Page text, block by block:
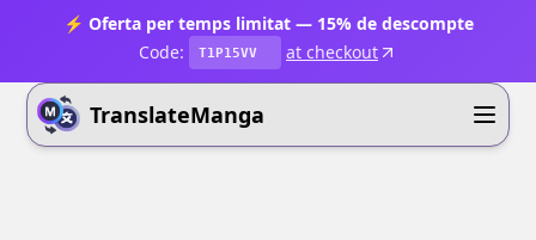
⚡ Oferta per temps limitat — 15% de descompte
Code:
T1P15VV at checkout
TranslateManga